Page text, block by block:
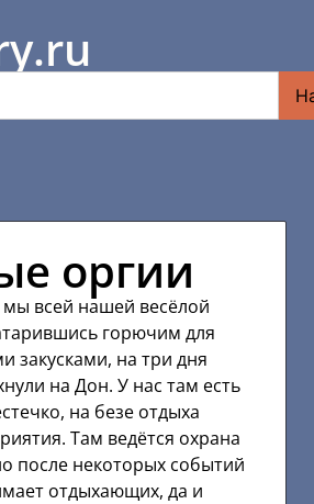
оргии
всей нашей весёлой
горючим для
закусками, на три дня
на Дон. У нас там есть
на безе отдыха
Там ведётся охрана
после некоторых событий
отдыхающих, да и